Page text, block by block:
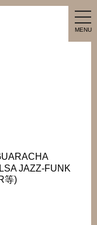
MENU
JAZZ-FUNK
等)